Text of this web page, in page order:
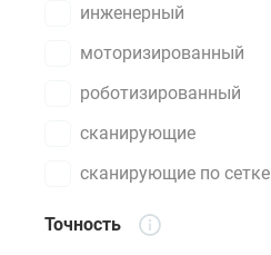
инженерный
моторизированный
роботизированный
сканирующие
сканирующие по сетке
Точность